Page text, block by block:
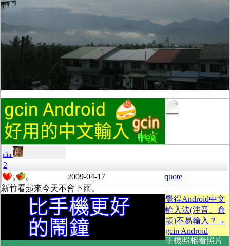
eliu
2
0 0 2009-04-17
quote
新竹看起來今天不會下雨。
覺得Android中文
輸入法(注音、倉
頡)不易輸入？→
gcin Android
手機照相看照片